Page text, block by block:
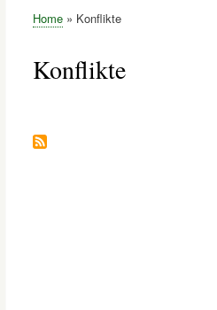
Home Konflikte
Konflikte